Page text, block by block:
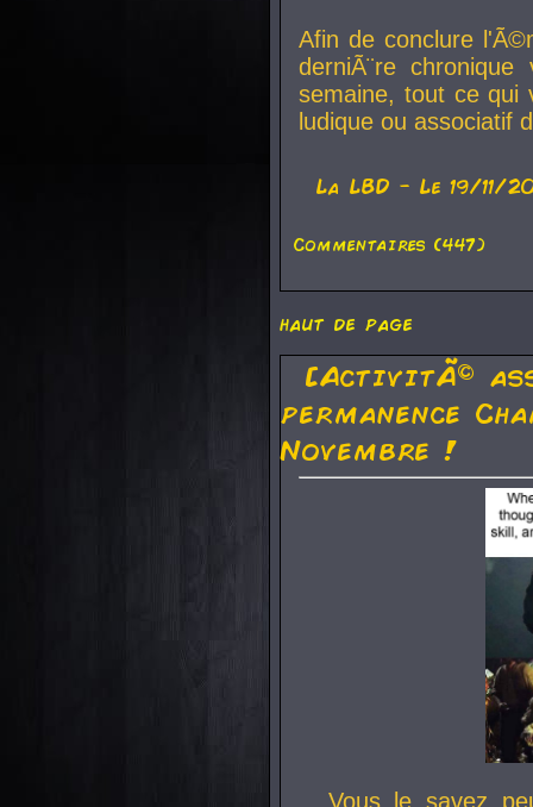
Afin de conclure
derniÃ¨re
semaine, tout ce qui
ludique ou associatif
La LBD - Le 19/11/
Commentaires (447)
haut de page
[ActivitÃ©
permanence
Novembre !
Vous le savez